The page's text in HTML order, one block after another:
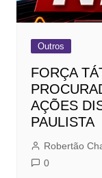
Outros
FORÇA
AÇÕES
PAULISTA
Robertão
0